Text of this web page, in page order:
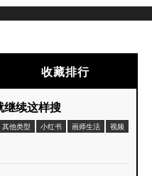
收藏排行
继续这样搜
其他类型 小红书 画师生活 视频